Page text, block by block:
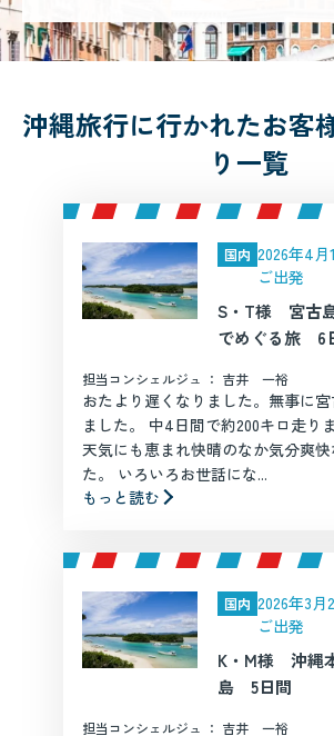
沖縄旅行に行かれたお客
り一覧
国内 2026年4月
ご出発
S・T様 宮古
でめぐる旅 6
担当コンシェルジュ ： 吉井 一裕
おたより遅くなりました。無事に宮
ました。 中4日間で約200キロ走り
天気にも恵まれ快晴のなか気分爽
た。 いろいろお世話にな...
もっと読む
国内 2026年3月
ご出発
K・M様 沖縄
島 5日間
担当コンシェルジュ ： 吉井 一裕